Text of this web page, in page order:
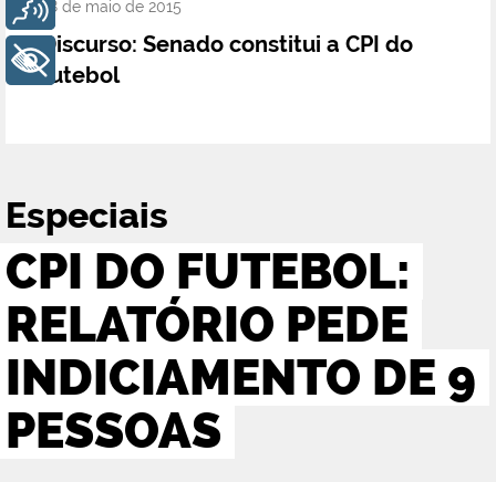
28 de maio de 2015
Discurso: Senado constitui a CPI do
futebol
Especiais
CPI DO FUTEBOL:
RELATÓRIO PEDE
INDICIAMENTO DE 9
PESSOAS
Voz